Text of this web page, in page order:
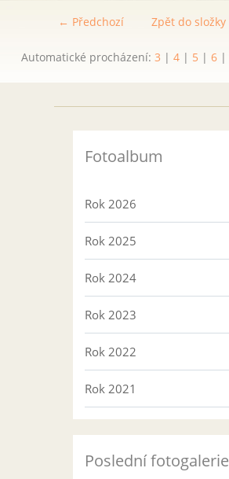
← Předchozí Zpět do složky
Automatické procházení: 3 | 4 | 5 | 6 |
Fotoalbum
Rok 2026
Rok 2025
Rok 2024
Rok 2023
Rok 2022
Rok 2021
Poslední fotogalerie